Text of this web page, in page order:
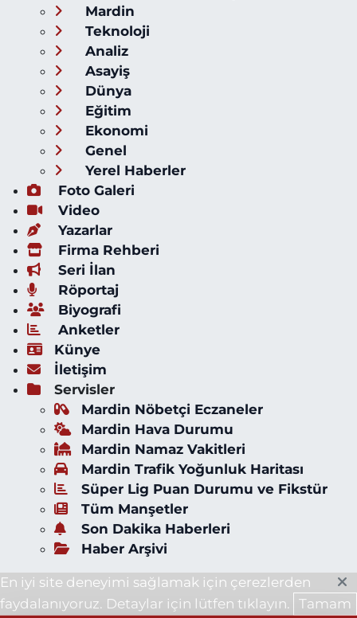
Mardin
Teknoloji
Analiz
Asayiş
Dünya
Eğitim
Ekonomi
Genel
Yerel Haberler
Foto Galeri
Video
Yazarlar
Firma Rehberi
Seri İlan
Röportaj
Biyografi
Anketler
Künye
İletişim
Servisler
Mardin Nöbetçi Eczaneler
Mardin Hava Durumu
Mardin Namaz Vakitleri
Mardin Trafik Yoğunluk Haritası
Süper Lig Puan Durumu ve Fikstür
Tüm Manşetler
Son Dakika Haberleri
Haber Arşivi
En iyi site deneyimi sağlamak için çerezlerden
faydalanıyoruz. Detaylar için lütfen tıklayın.
Tamam